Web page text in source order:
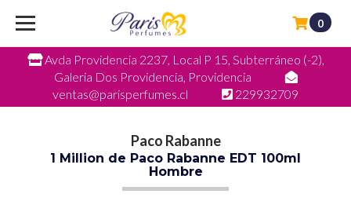
Avda Providencia 2237, Local P 15, Subterráneo (-2),
Galeria Dos Providencia, Providencia
ventas@parisperfumes.cl
229932709
0
Paco Rabanne
1 Million de Paco Rabanne EDT 100ml
Hombre